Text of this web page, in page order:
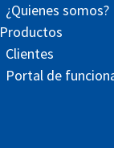
¿Quienes somos?
Productos
Clientes
Portal de